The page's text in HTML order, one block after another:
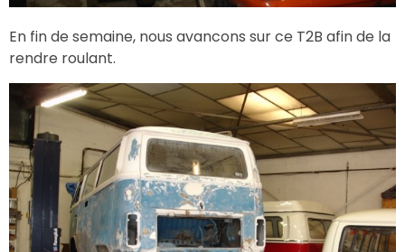
En fin de semaine, nous avancons sur ce T2B afin de la
rendre roulant.